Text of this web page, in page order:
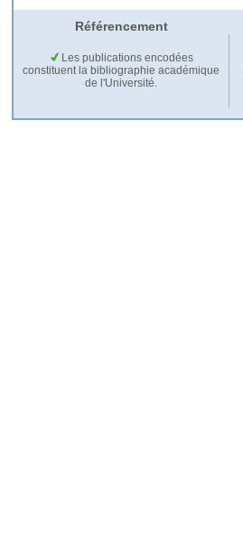
Référencement
Les publications encodées
constituent la bibliographie académique
de l'Université.